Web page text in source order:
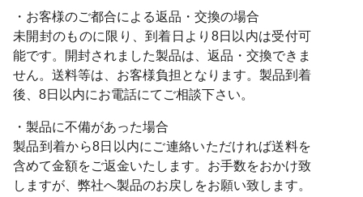
・お客様のご都合による返品・交換の場合
未開封のものに限り、到着日より8日以内は受付可
能です。開封されました製品は、返品・交換できま
せん。送料等は、お客様負担となります。製品到着
後、8日以内にお電話にてご相談下さい。
・製品に不備があった場合
製品到着から8日以内にご連絡いただければ送料を
含めて金額をご返金いたします。お手数をおかけ致
しますが、弊社へ製品のお戻しをお願い致します。